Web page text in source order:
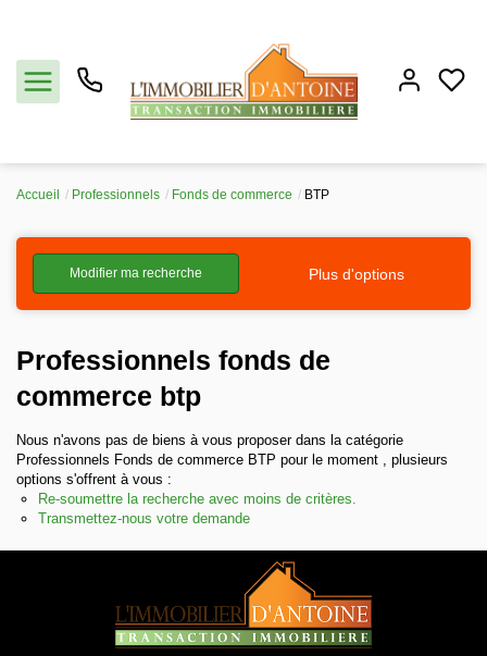
Vendre
Estimation
Notre agence
Partenaires
Accueil Professionnels Fonds de commerce BTP
Modifier ma recherche Plus d'options
Professionnels fonds de
commerce btp
Nous n'avons pas de biens à vous proposer dans la catégorie
Professionnels Fonds de commerce BTP pour le moment , plusieurs
options s'offrent à vous :
Re-soumettre la recherche avec moins de critères.
Transmettez-nous votre demande